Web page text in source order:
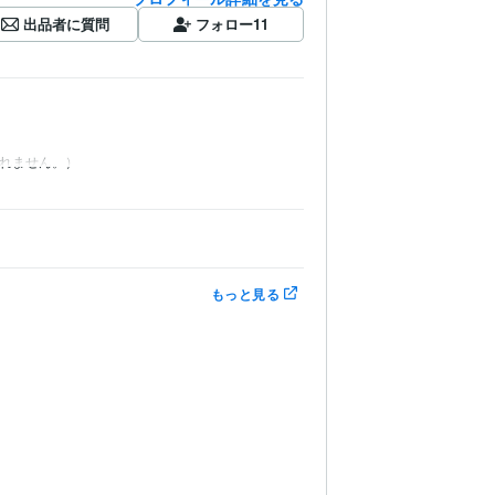
出品者に質問 フォロー11
ません。）
もっと見る